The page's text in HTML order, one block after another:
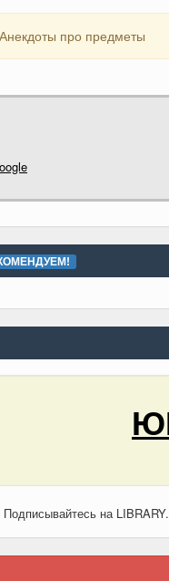
Анекдоты про предметы
на